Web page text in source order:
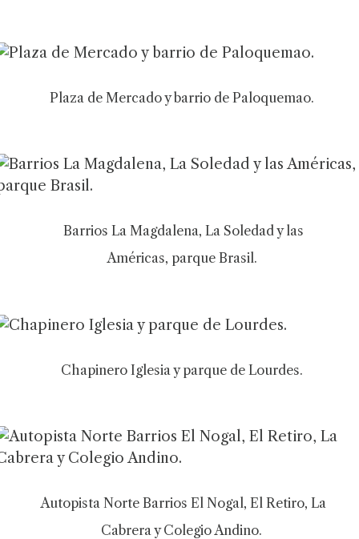
Plaza de Mercado y barrio de Paloquemao.
Barrios La Magdalena, La Soledad y las
Américas, parque Brasil.
Chapinero Iglesia y parque de Lourdes.
Autopista Norte Barrios El Nogal, El Retiro, La
Cabrera y Colegio Andino.